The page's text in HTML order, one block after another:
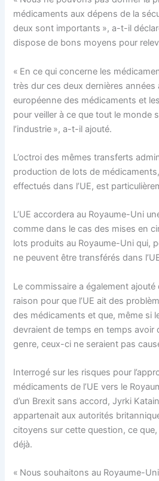
médicaments aux dépens de la
deux sont importants », a-t-il
dispose de bons moyens pour
« En ce qui concerne les
très dur ces deux dernières années
européenne des médicaments et
pour veiller à ce que tout le monde
l’industrie », a-t-il ajouté.
L’octroi des mêmes transferts
production de lots de
effectués dans l’UE, est
L’UE accordera au Royaume-Uni
comme dans le cas des mises en
lots produits au Royaume-Uni qui,
ne peuvent être transférés dans
Le commissaire a également ajouté
raison pour que l’UE ait des
des médicaments et que, même si
devraient de temps en temps avoir
genre, ceux-ci ne seraient pas
Interrogé sur les risques pour
médicaments de l’UE vers le
d’un Brexit sans accord, Jyrki
appartenait aux autorités
citoyens sur cette question, ce
déjà.
« Nous souhaitons au Royaume-